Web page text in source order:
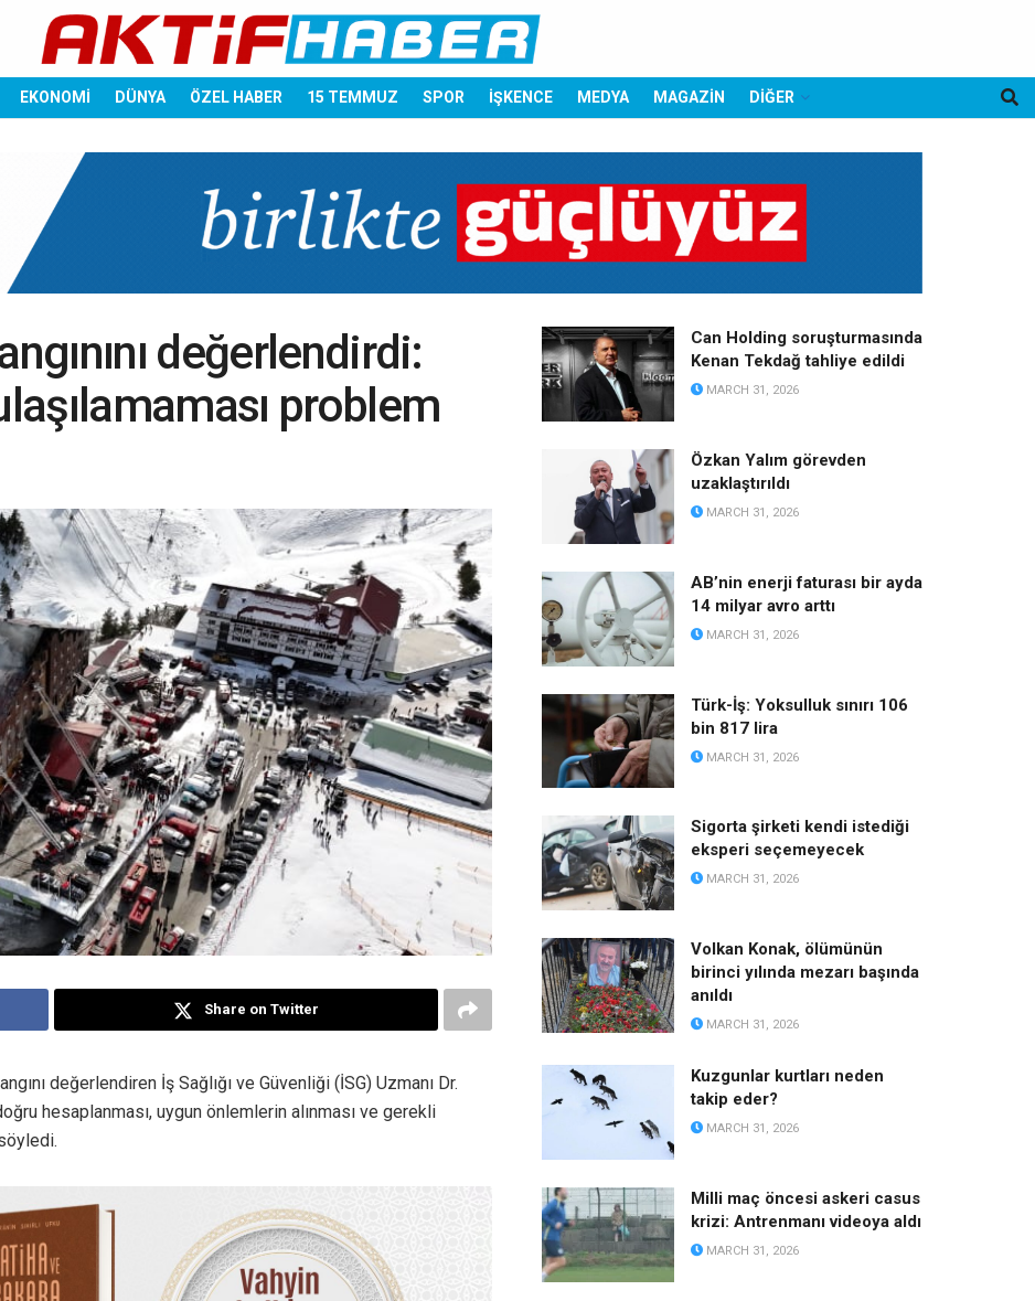
EKONOMİ DÜNYA ÖZEL HABER 15 TEMMUZ SPOR İŞKENCE MEDYA MAGAZİN DİĞER
değerlendirdi:
problem
Share on Twitter
değerlendiren İş Sağlığı ve Güvenliği (İSG) Uzmanı Dr.
hesaplanması, uygun önlemlerin alınması ve gerekli
Can Holding soruşturmasında
Kenan Tekdağ tahliye edildi
MARCH 31, 2026
Özkan Yalım görevden
uzaklaştırıldı
MARCH 31, 2026
AB’nin enerji faturası bir ayda
14 milyar avro arttı
MARCH 31, 2026
Türk-İş: Yoksulluk sınırı 106
bin 817 lira
MARCH 31, 2026
Sigorta şirketi kendi istediği
eksperi seçemeyecek
MARCH 31, 2026
Volkan Konak, ölümünün
birinci yılında mezarı başında
anıldı
MARCH 31, 2026
Kuzgunlar kurtları neden
takip eder?
MARCH 31, 2026
Milli maç öncesi askeri casus
krizi: Antrenmanı videoya aldı
MARCH 31, 2026